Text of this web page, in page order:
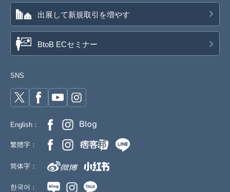
出展して新規取引を増やす
BtoB ECセミナー
SNS
English：
繁體字：
简体字：
한국어：